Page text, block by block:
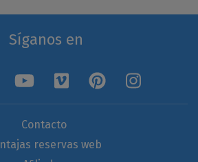
Síganos en
Contacto
reservas web